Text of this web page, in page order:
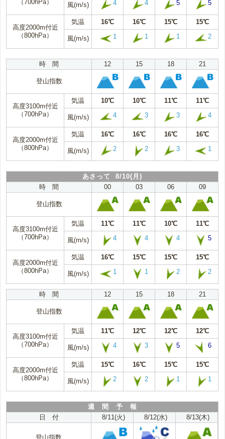
（700hPa）
風(m/s) 4 4 5 5
高度2000m付近
（800hPa）
気温 16℃ 16℃ 15℃ 15℃
風(m/s) 1 1 1 2
時 間 12 15 18 21
登山指数
高度3100m付近
（700hPa）
気温 10℃ 10℃ 11℃ 11℃
風(m/s) 4 3 3 4
高度2000m付近
（800hPa）
気温 16℃ 16℃ 16℃ 16℃
風(m/s) 2 2 3 1
あさって 8/10(月)
時 間
00 03 06 09
登山指数
高度3100m付近
（700hPa）
気温 11℃ 11℃ 10℃ 11℃
風(m/s) 4 4 4 5
高度2000m付近
（800hPa）
気温 16℃ 15℃ 15℃ 15℃
風(m/s) 1 1 2 2
時 間 12 15 18 21
登山指数
高度3100m付近
（700hPa）
気温 11℃ 12℃ 12℃ 12℃
風(m/s) 4 3 5 6
高度2000m付近
（800hPa）
気温 15℃ 16℃ 15℃ 15℃
風(m/s) 2 2 1 1
週 間 予 報
日 付
8/11(火) 8/12(水) 8/13(木)
登山指数